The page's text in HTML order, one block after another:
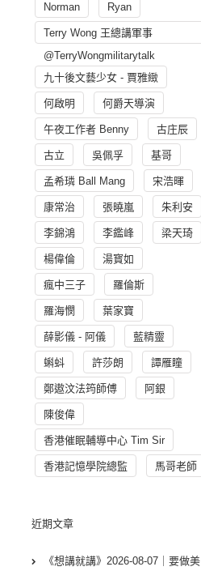
Norman Ryan
Terry Wong 王總講軍事
@TerryWongmilitarytalk
九十後文藝少女 - 賈雅緻
何啟明 何爵天導演
午夜工作者 Benny 古庄辰
古立 吳佩孚 基哥
孟希璘 Ball Mang 宋浩暉
康常治 張曉嵐 朱利安
李錦鴻 李鑑峰 梁天琦
楊偉倫 湯寳如
瘋中三子 羅倫斯
羅海憫 葉家寶
薛影儀 - 阿儀 藍精靈
蝌蚪 許莎朗 譚雁瞳
鄭遨汶法筠師傅 阿銀
陳俊偉
香港催眠輔導中心 Tim Sir
香港記憶學院總監 馬哥老師
近期文章
《想講就講》2026-08-07｜要做美